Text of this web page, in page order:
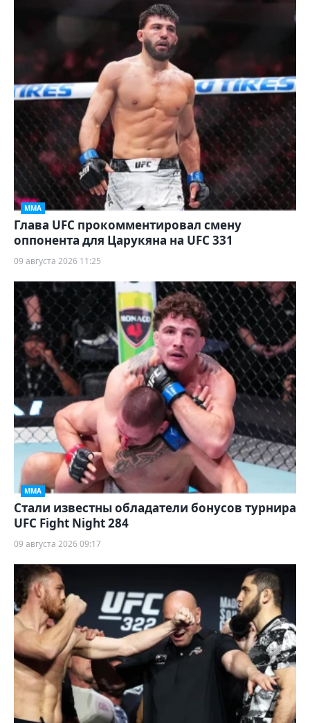
ММА
Глава UFC прокомментировал смену
оппонента для Царукяна на UFC 331
09 августа 2026 11:25
ММА
Стали известны обладатели бонусов турнира
UFC Fight Night 284
09 августа 2026 09:17